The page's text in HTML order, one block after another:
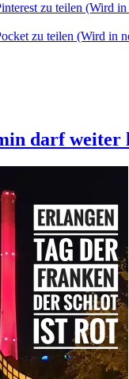
zu teilen (Wird in
zu teilen (Wird in
darf weiter